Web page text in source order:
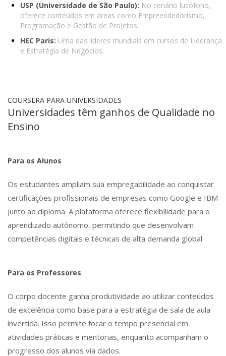
USP (Universidade de São Paulo): No cenário lusófono,
oferece conteúdos em áreas como Empreendedorismo,
Programação e Gestão de Projetos.
HEC Paris: Uma das líderes mundiais em cursos de Liderança
e Estratégia de Negócios.
COURSERA PARA UNIVERSIDADES
Universidades têm ganhos de Qualidade no
Ensino
Para os Alunos
Os estudantes ampliam sua empregabilidade ao conquistar
certificações profissionais de empresas como Google e IBM
junto ao diploma. A plataforma oferece flexibilidade para o
aprendizado autônomo, permitindo que desenvolvam
competências digitais e técnicas de alta demanda global.
Para os Professores
O corpo docente ganha produtividade ao utilizar conteúdos
de excelência como base para a estratégia de sala de aula
invertida. Isso permite focar o tempo presencial em
atividades práticas e mentorias, enquanto acompanham o
progresso dos alunos via dados.